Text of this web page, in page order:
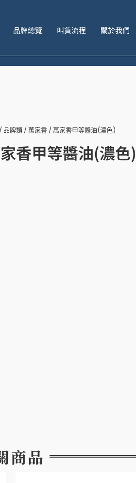
品牌總覽 叫貨流程 關於我們
/ 品牌類 /萬家香 / 萬家香甲等醬油(濃色)
香甲等醬油(濃色)
商品